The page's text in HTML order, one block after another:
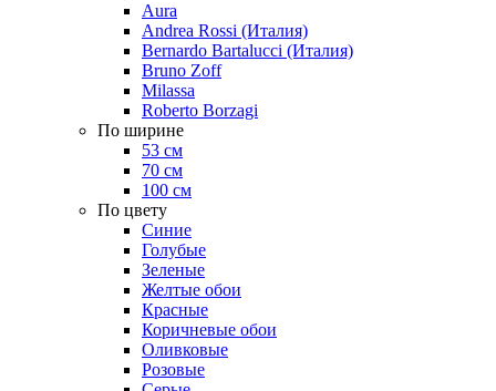
Aura
Andrea Rossi (Италия)
Bernardo Bartalucci (Италия)
Bruno Zoff
Milassa
Roberto Borzagi
По ширине
53 см
70 см
100 см
По цвету
Синие
Голубые
Зеленые
Желтые обои
Красные
Коричневые обои
Оливковые
Розовые